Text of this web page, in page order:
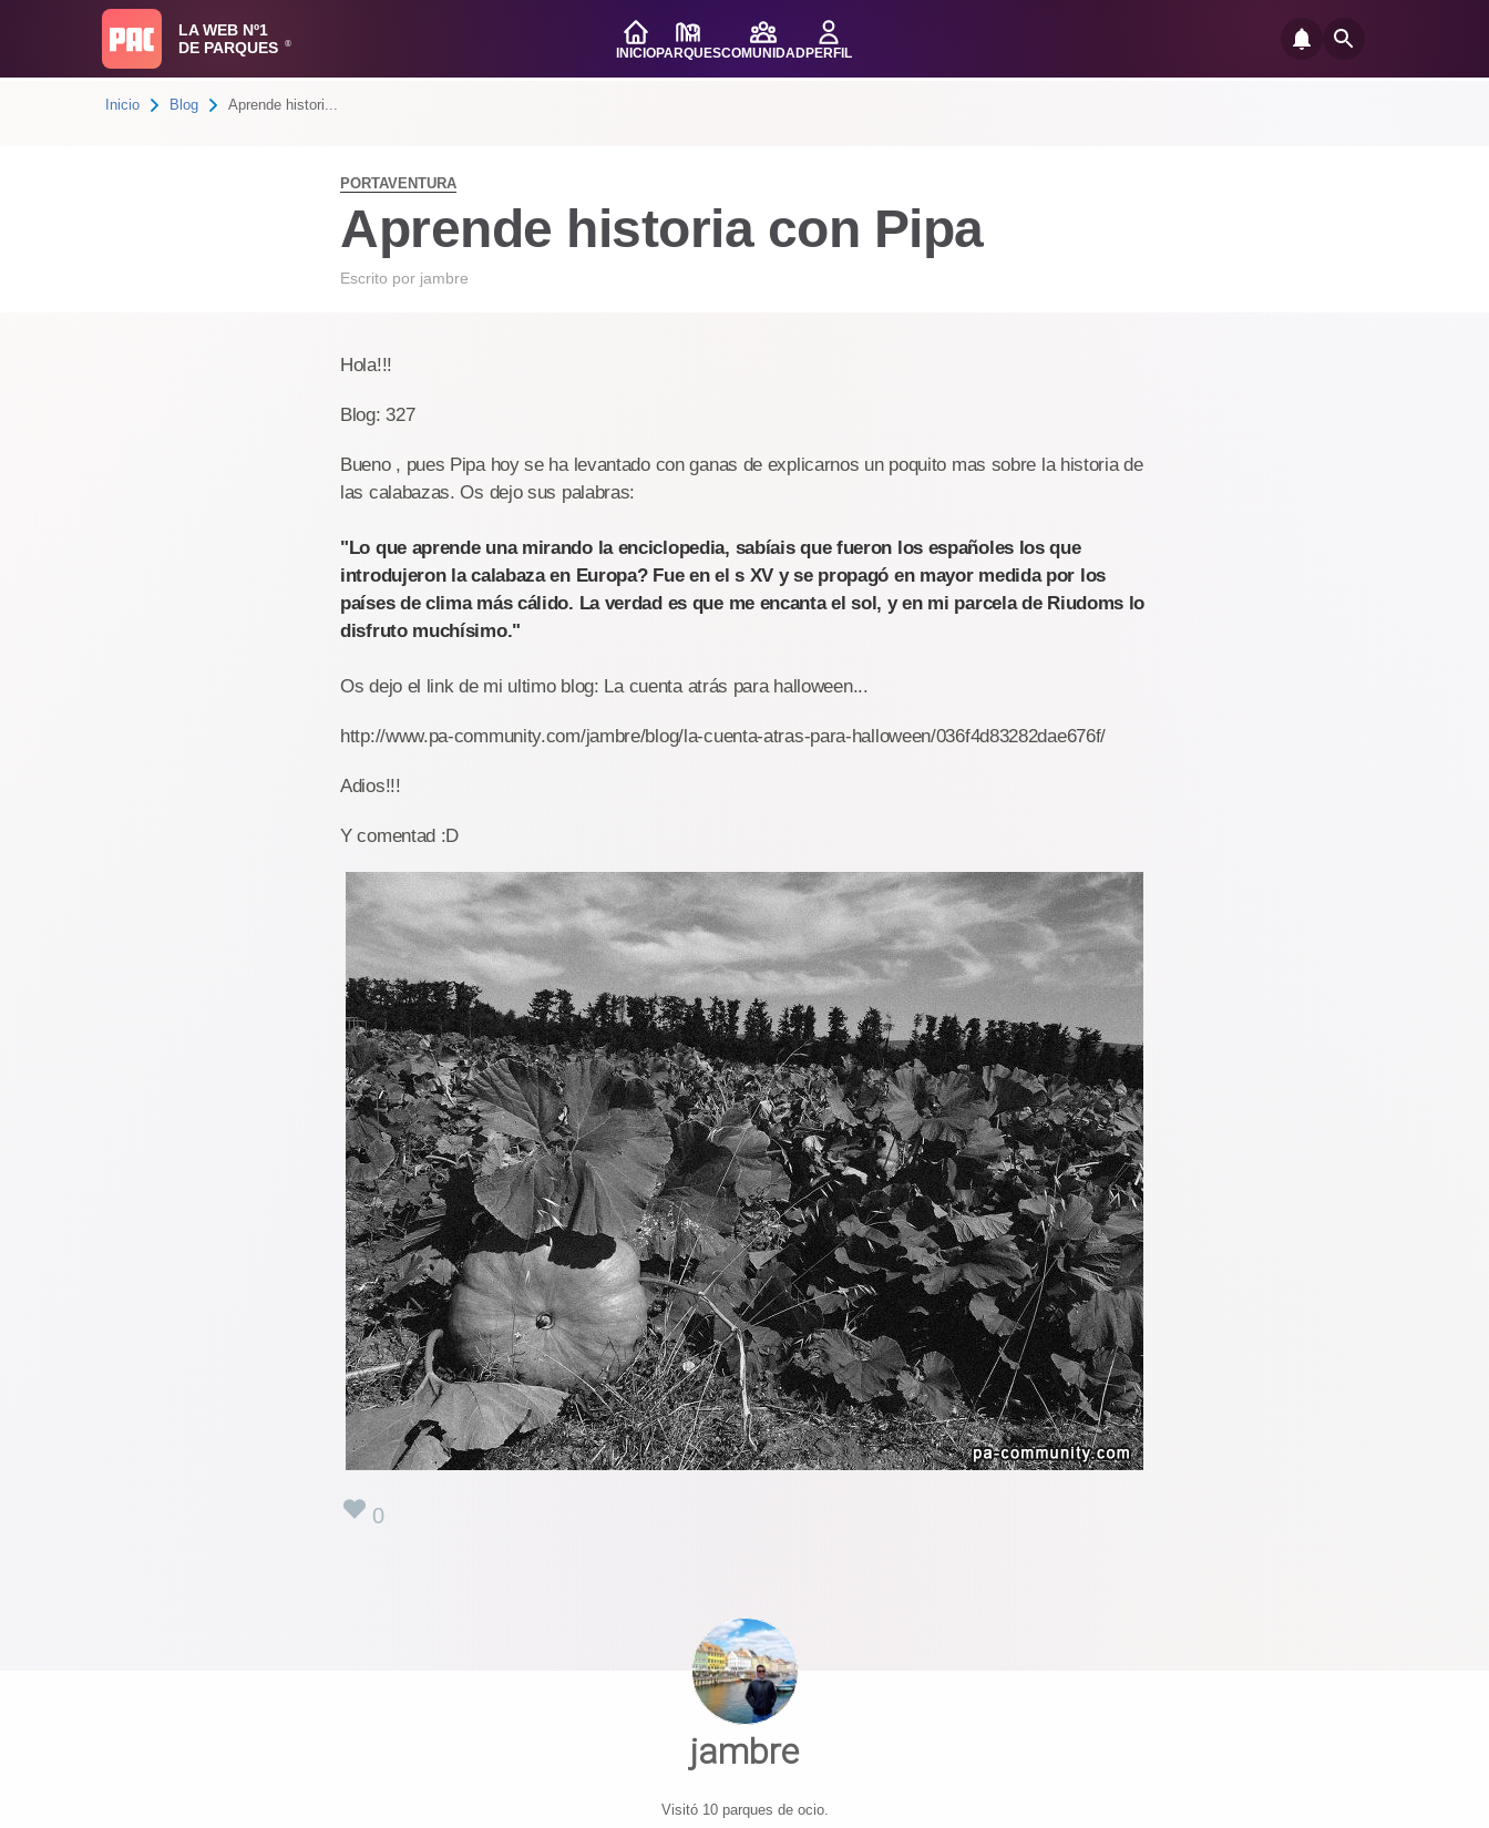
LA WEB Nº1
DE PARQUES
®
INICIOPARQUESCOMUNIDADPERFIL
Inicio Blog Aprende histori...
PORTAVENTURA
Aprende historia con Pipa
Escrito por jambre
Hola!!!
Blog: 327
Bueno , pues Pipa hoy se ha levantado con ganas de explicarnos un poquito mas sobre la historia de
las calabazas. Os dejo sus palabras:
"Lo que aprende una mirando la enciclopedia, sabíais que fueron los españoles los que
introdujeron la calabaza en Europa? Fue en el s XV y se propagó en mayor medida por los
países de clima más cálido. La verdad es que me encanta el sol, y en mi parcela de Riudoms lo
disfruto muchísimo."
Os dejo el link de mi ultimo blog: La cuenta atrás para halloween...
http://www.pa-community.com/jambre/blog/la-cuenta-atras-para-halloween/036f4d83282dae676f/
Adios!!!
Y comentad :D
0
jambre
Visitó 10 parques de ocio.